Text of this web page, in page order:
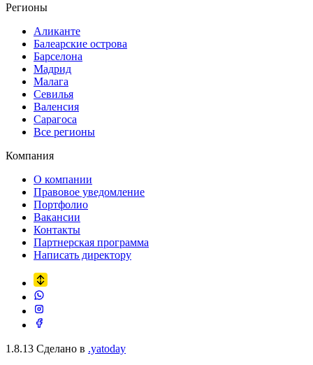
Регионы
Аликанте
Балеарские острова
Барселона
Мадрид
Малага
Севилья
Валенсия
Сарагоса
Все регионы
Компания
О компании
Правовое уведомление
Портфолио
Вакансии
Контакты
Партнерская программа
Написать директору
1.8.13 Сделано в .yatoday